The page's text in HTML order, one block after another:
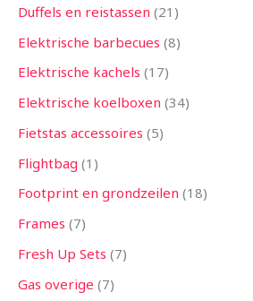
Duffels en reistassen 21
Elektrische barbecues 8
Elektrische kachels 17
Elektrische koelboxen 34
Fietstas accessoires 5
Flightbag 1
Footprint en grondzeilen 18
Frames 7
Fresh Up Sets 7
Gas overige 7